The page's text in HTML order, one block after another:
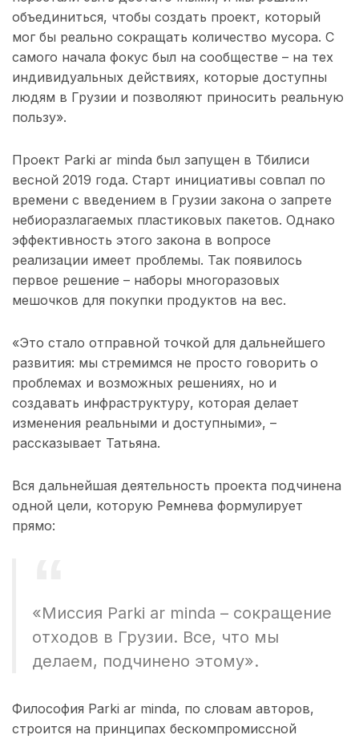
объединиться, чтобы создать проект, который
мог бы реально сокращать количество мусора. С
самого начала фокус был на сообществе – на тех
индивидуальных действиях, которые доступны
людям в Грузии и позволяют приносить реальную
пользу».
Проект Parki ar minda был запущен в Тбилиси
весной 2019 года. Старт инициативы совпал по
времени с введением в Грузии закона о запрете
небиоразлагаемых пластиковых пакетов. Однако
эффективность этого закона в вопросе
реализации имеет проблемы. Так появилось
первое решение – наборы многоразовых
мешочков для покупки продуктов на вес.
«Это стало отправной точкой для дальнейшего
развития: мы стремимся не просто говорить о
проблемах и возможных решениях, но и
создавать инфраструктуру, которая делает
изменения реальными и доступными», –
рассказывает Татьяна.
Вся дальнейшая деятельность проекта подчинена
одной цели, которую Ремнева формулирует
прямо:
«Миссия Parki ar minda – сокращение
отходов в Грузии. Все, что мы
делаем, подчинено этому».
Философия Parki ar minda, по словам авторов,
строится на принципах бескомпромиссной